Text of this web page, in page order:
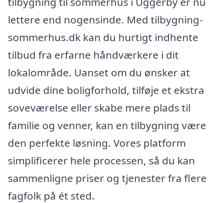
lettere end nogensinde. Med tilbygning-
sommerhus.dk kan du hurtigt indhente
tilbud fra erfarne håndværkere i dit
lokalområde. Uanset om du ønsker at
udvide dine boligforhold, tilføje et ekstra
soveværelse eller skabe mere plads til
familie og venner, kan en tilbygning være
den perfekte løsning. Vores platform
simplificerer hele processen, så du kan
sammenligne priser og tjenester fra flere
fagfolk på ét sted.